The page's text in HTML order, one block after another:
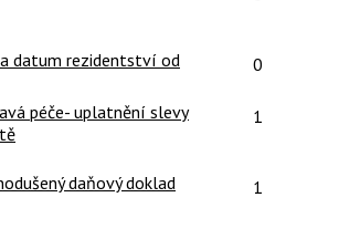
datum rezidentství od Počet reakcí:
0
péče- uplatnění slevy
Počet reakcí:
1
daňový doklad Počet reakcí:
1